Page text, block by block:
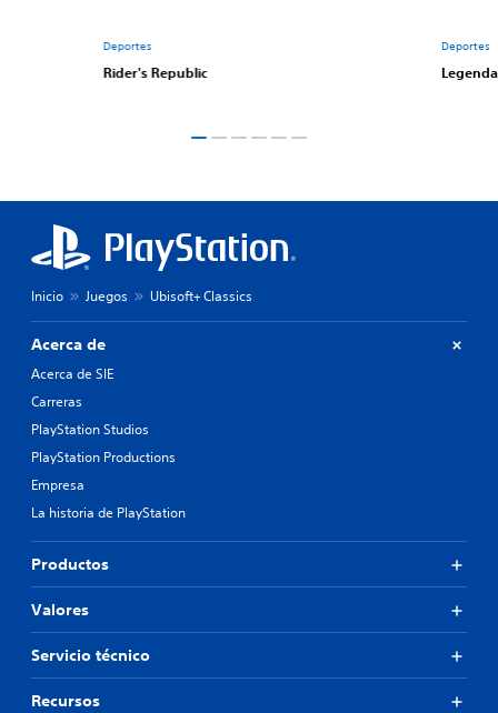
Deportes
Rider's Republic
Deportes
Inicio Juegos Ubisoft+ Classics
Acerca de
Acerca de SIE
Carreras
PlayStation Studios
PlayStation Productions
Empresa
La historia de PlayStation
Productos
Valores
Servicio técnico
Recursos